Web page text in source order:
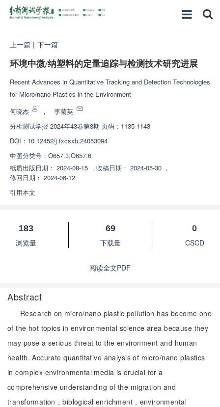
上一篇 | 下一篇
环境中微/纳塑料的定量追踪与检测技术研究进展
Recent Advances in Quantitative Tracking and Detection Technologies
for Micro/nano Plastics in the Environment
何晓杰
，
李菊英
分析测试学报 2024年43卷第8期 页码：1135-1143
DOI： 10.12452/j.fxcsxb.24053094
中图分类号： O657.3;O657.6
纸质出版日期： 2024-08-15 ， 收稿日期： 2024-05-30 ，
修回日期： 2024-06-12
引用本文
183
浏览量
69
下载量
0
CSCD
阅读全文PDF
Abstract
Research on micro/nano plastic pollution has become one
of the hot topics in environmental science area because they
may pose a serious threat to the environment and human
health. Accurate quantitative analysis of micro/nano plastics
in complex environmental media is crucial for a
comprehensive understanding of the migration and
transformation，biological enrichment，environmental